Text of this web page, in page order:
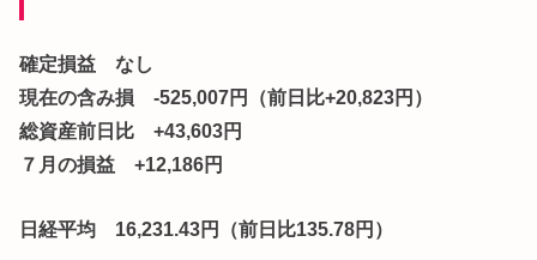
確定損益 なし
現在の含み損 -525,007円（前日比+20,823円）
総資産前日比 +43,603円
７月の損益 +12,186円
日経平均 16,231.43円（前日比135.78円）